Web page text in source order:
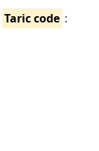
Taric code :